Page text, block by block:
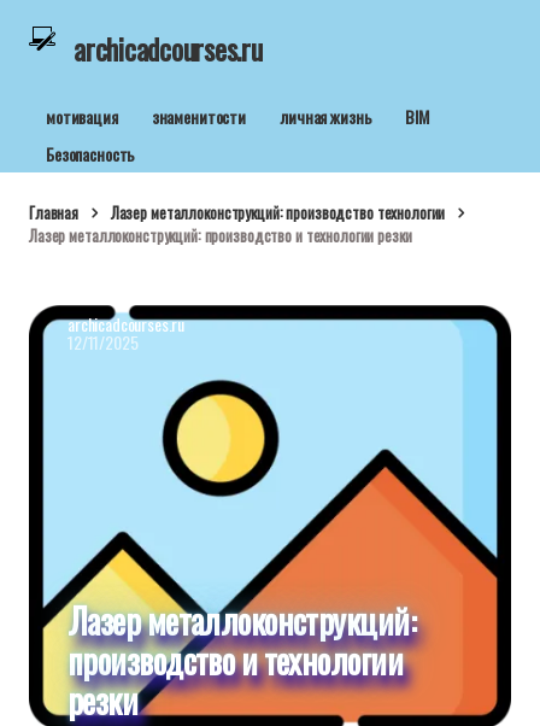
archicadcourses.ru
мотивация знаменитости личная жизнь
BIM
Безопасность
Главная
Лазер металлоконструкций: производство технологии
Лазер металлоконструкций: производство и технологии резки
archicadcourses.ru
12/11/2025
Лазер металлоконструкций:
производство и технологии
резки